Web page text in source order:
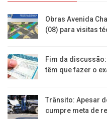
Obras Avenida
(08) para visitas
Fim da
têm que fazer o
Trânsito: Apesar
cumpre meta de